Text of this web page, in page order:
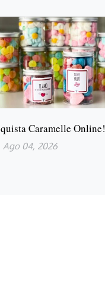
Caramelle Online!
Ago 04, 2026